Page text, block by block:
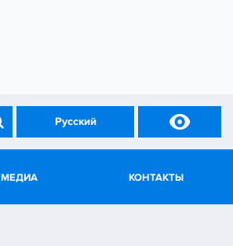
Русский 
МЕДИА КОНТАКТЫ